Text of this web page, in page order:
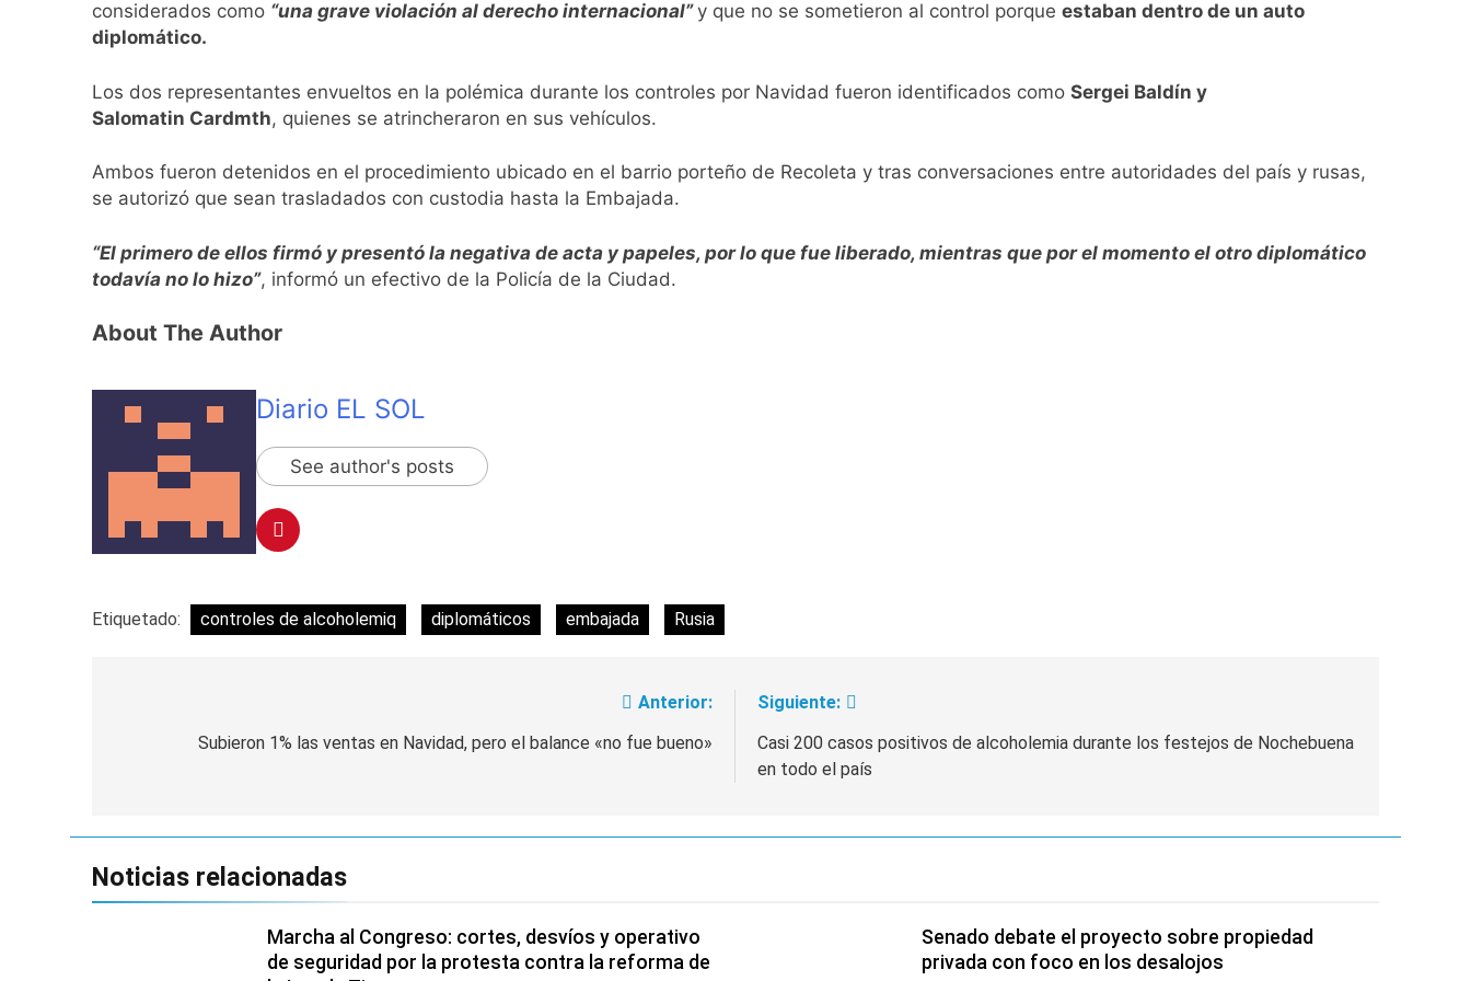
21 Horas Atrás
Se notificaron 21 nuevos casos de la fiebre chikungunya en el país
Las vacaciones de invierno se disfrutaron en familia
23 Horas Atrás
1 Día Atrás
Vozinha fue presentado como nuevo refuerzo de Colo Colo y promete dar pelea por el arco
1 Día Atrás
considerados como “una grave violación al derecho internacional”y que no se sometieron al control porque estaban dentro de un auto
diplomático.
Los dos representantes envueltos en la polémica durante los controles por Navidad fueron identificados como Sergei Baldín y
Salomatin Cardmth, quienes se atrincheraron en sus vehículos.
Ambos fueron detenidos en el procedimiento ubicado en el barrio porteño de Recoleta y tras conversaciones entre autoridades del país y rusas,
se autorizó que sean trasladados con custodia hasta la Embajada.
“El primero de ellos firmó y presentó la negativa de acta y papeles, por lo que fue liberado, mientras que por el momento el otro diplomático
todavía no lo hizo”, informó un efectivo de la Policía de la Ciudad.
About The Author
Diario EL SOL
See author's posts
Etiquetado: controles de alcoholemiq diplomáticos embajada Rusia
Anterior:
Subieron 1% las ventas en Navidad, pero el balance «no fue bueno»
Siguiente:
Casi 200 casos positivos de alcoholemia durante los festejos de Nochebuena
en todo el país
Noticias relacionadas
Marcha al Congreso: cortes, desvíos y operativo
de seguridad por la protesta contra la reforma de
Senado debate el proyecto sobre propiedad
privada con foco en los desalojos